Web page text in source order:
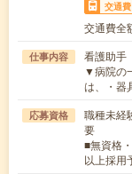
交通費
交通費全
仕事内容
看護助手
▼病院の
は、・器
応募資格
職種未経
要
■無資格
以上採用